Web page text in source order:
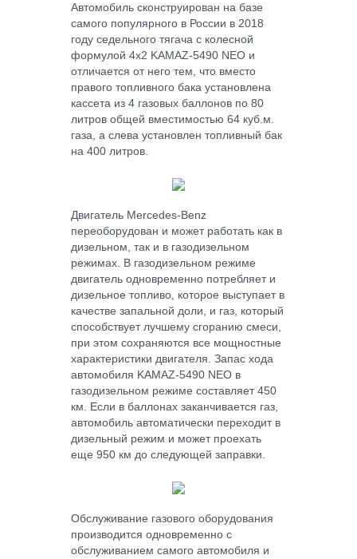
Автомобиль сконструирован на базе
самого популярного в России в 2018
году седельного тягача с колесной
формулой 4х2 KAMAZ-5490 NEO и
отличается от него тем, что вместо
правого топливного бака установлена
кассета из 4 газовых баллонов по 80
литров общей вместимостью 64 куб.м.
газа, а слева установлен топливный бак
на 400 литров.
Двигатель Mercedes-Benz
переоборудован и может работать как в
дизельном, так и в газодизельном
режимах. В газодизельном режиме
двигатель одновременно потребляет и
дизельное топливо, которое выступает в
качестве запальной доли, и газ, который
способствует лучшему сгоранию смеси,
при этом сохраняются все мощностные
характеристики двигателя. Запас хода
автомобиля KAMAZ-5490 NEO в
газодизельном режиме составляет 450
км. Если в баллонах заканчивается газ,
автомобиль автоматически переходит в
дизельный режим и может проехать
еще 950 км до следующей заправки.
Обслуживание газового оборудования
производится одновременно с
обслуживанием самого автомобиля и